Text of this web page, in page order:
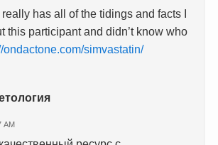
has all of the tidings and facts I
this participant and didn’t know who
ondactone.com/simvastatin/
AM